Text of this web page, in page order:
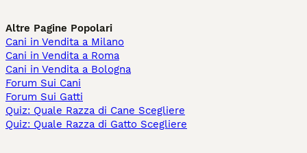
Altre Pagine Popolari
Cani in Vendita a Milano
Cani in Vendita a Roma
Cani in Vendita a Bologna
Forum Sui Cani
Forum Sui Gatti
Quiz: Quale Razza di Cane Scegliere
Quiz: Quale Razza di Gatto Scegliere